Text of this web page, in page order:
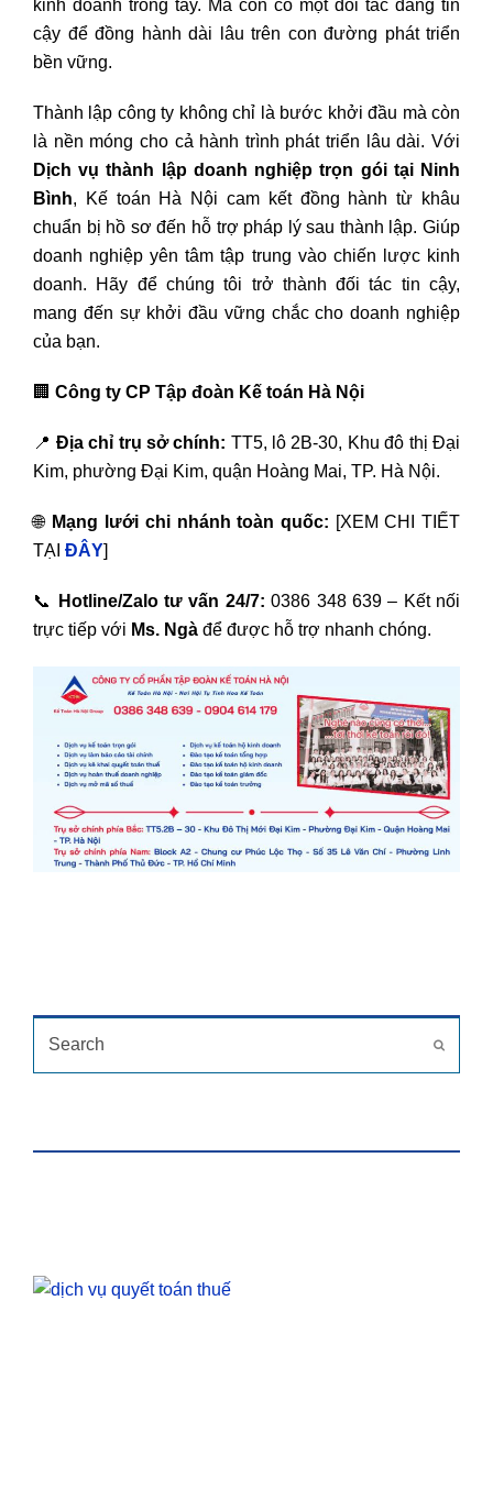
kinh doanh trong tay. Mà còn có một đối tác đáng tin
cậy để đồng hành dài lâu trên con đường phát triển
bền vững.
Thành lập công ty không chỉ là bước khởi đầu mà còn
là nền móng cho cả hành trình phát triển lâu dài. Với
Dịch vụ thành lập doanh nghiệp trọn gói tại Ninh
Bình, Kế toán Hà Nội cam kết đồng hành từ khâu
chuẩn bị hồ sơ đến hỗ trợ pháp lý sau thành lập. Giúp
doanh nghiệp yên tâm tập trung vào chiến lược kinh
doanh. Hãy để chúng tôi trở thành đối tác tin cậy,
mang đến sự khởi đầu vững chắc cho doanh nghiệp
của bạn.
🏢 Công ty CP Tập đoàn Kế toán Hà Nội
📍 Địa chỉ trụ sở chính: TT5, lô 2B-30, Khu đô thị Đại
Kim, phường Đại Kim, quận Hoàng Mai, TP. Hà Nội.
🌐 Mạng lưới chi nhánh toàn quốc: [XEM CHI TIẾT
TẠI ĐÂY]
📞 Hotline/Zalo tư vấn 24/7: 0386 348 639 – Kết nối
trực tiếp với Ms. Ngà để được hỗ trợ nhanh chóng.